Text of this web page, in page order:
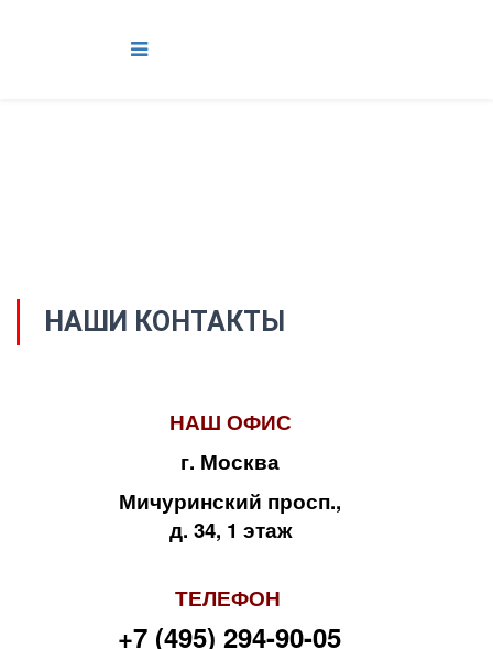
НАШИ КОНТАКТЫ
НАШ ОФИС
г. Москва
Мичуринский просп.,
д. 34, 1 этаж
ТЕЛЕФОН
+7 (495) 294-90-05